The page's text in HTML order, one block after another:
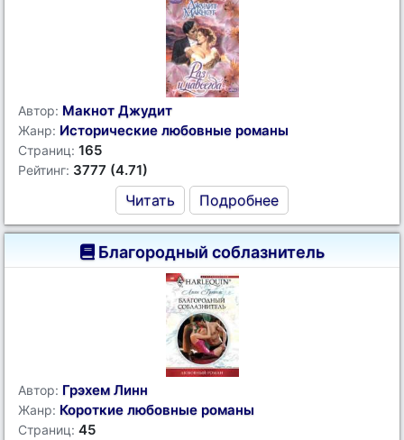
Автор: Макнот Джудит
Жанр: Исторические любовные романы
Страниц: 165
Рейтинг: 3777 (4.71)
Читать Подробнее
Благородный соблазнитель
Автор: Грэхем Линн
Жанр: Короткие любовные романы
Страниц: 45